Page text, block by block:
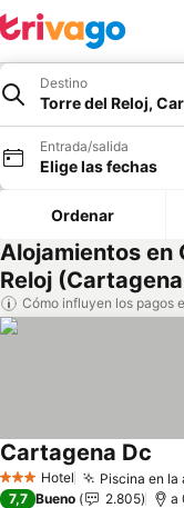
Destino
Torre del Reloj,
Entrada/salida
Elige las fechas
Ordenar
Alojamientos en
Reloj
Cómo influyen los pagos
3 Estrellas
Hotel Piscina en la
Cartagena Dc
7,7 Bueno 2.805 a